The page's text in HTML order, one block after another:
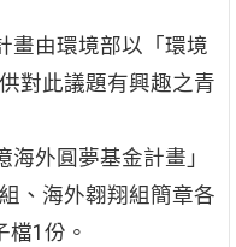
畫由環境部以「環境
對此議題有興趣之青
外圓夢基金計畫」
、海外翱翔組簡章各
檔1份。